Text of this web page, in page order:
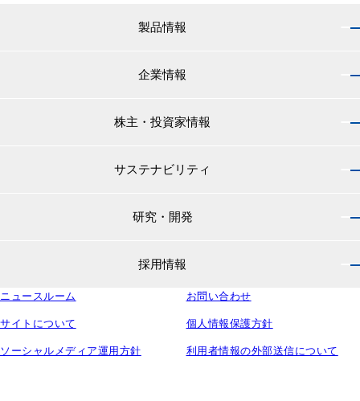
製品情報
小型船舶・漁船用塗料・漁網用防汚剤
建材用塗料
特殊樹脂化学品（軌道用材料）
コンテナ用塗料
企業情報
本社・支店・営業所
グループ会社
研究所・工場
株主・投資家情報
株主・投資家情報 トップ
中国塗料ってどんな会社？
財務・業績情報
IRカレンダー
サステナビリティ
サステナビリティ トップ
社会
ガバナンス
研究・開発
中国塗料の技術力
採用情報
ニュースルーム お問い合わせ
サイトについて 個人情報保護方針
ソーシャルメディア運用方針 利用者情報の外部送信について